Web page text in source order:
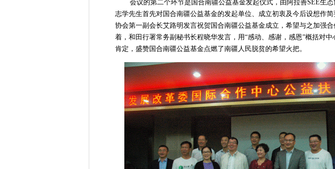
会议的第二个环节是国合南疆公益基金发起仪式，由阿拉善SEE生
志学先生首先对国合南疆公益基金的发起单位、成立初衷及今后设想作
协会第一副会长艾路明发言祝贺国合南疆公益基金成立，希望与之加强
着，和田行署常务副秘书长程晓华发言，用“感动、感谢，感恩”概括对
肯定，盛赞国合南疆公益基金点燃了南疆人民脱贫的希望火把。